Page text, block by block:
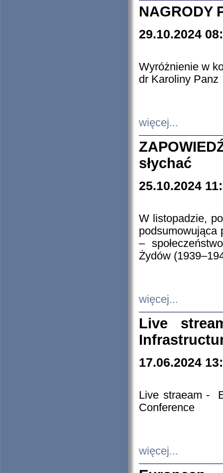
NAGRODY
29.10.2024
Wyróżnienie w
dr Karoliny Panz
więcej...
słychać
25.10.2024
W listopadzie,
podsumowująca
–
Żydów
więcej...
Live
17.06.2024
Live straeam -
Conference
więcej...